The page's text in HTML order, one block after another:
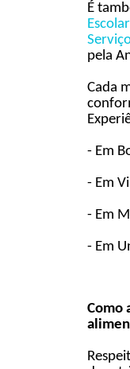
É
Escolar
pela
Cada
- Em
- Em
- Em
- Em
Como